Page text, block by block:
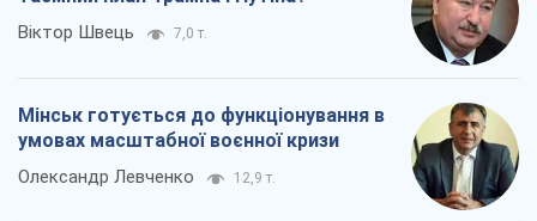
Віктор Швець 7,0 т.
Мінськ готується до функціонування в
умовах масштабної воєнної кризи
Олександр Левченко 12,9 т.